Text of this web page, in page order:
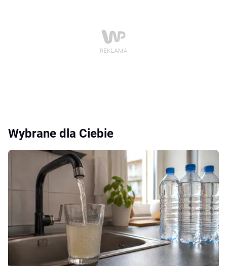
Wybrane dla Ciebie